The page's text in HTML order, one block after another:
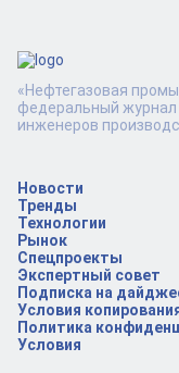
Новости
Тренды
Технологии
Рынок
Спецпроекты
Экспертный совет
Подписка на
Условия
Политика
Условия
«Нефтегазовая
федеральный журнал
инженеров